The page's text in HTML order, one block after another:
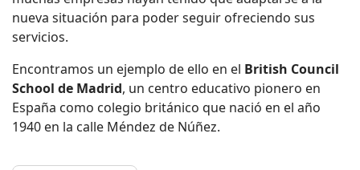
nueva situación para poder seguir ofreciendo sus
servicios.
Encontramos un ejemplo de ello en el British Council
School de Madrid, un centro educativo pionero en
España como colegio británico que nació en el año
1940 en la calle Méndez de Núñez.